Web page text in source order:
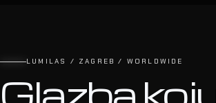
LUMILAS / ZAGREB / WORLDWIDE
Glazba